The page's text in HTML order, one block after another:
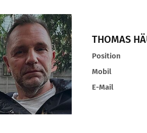
THOMAS
Position
Mobil
E-Mail